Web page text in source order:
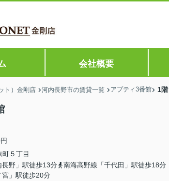
会社概要
ト）金剛店 河内長野市の賃貸一覧 アプティ3番館 1階
町５丁目
野」駅徒歩13分
南海高野線「千代田」駅徒歩18分
」駅徒歩20分